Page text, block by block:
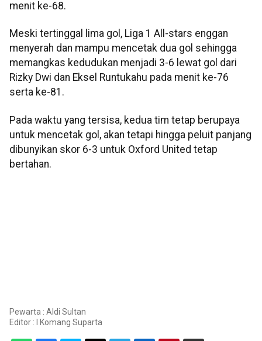
menit ke-68.
Meski tertinggal lima gol, Liga 1 All-stars enggan
menyerah dan mampu mencetak dua gol sehingga
memangkas kedudukan menjadi 3-6 lewat gol dari
Rizky Dwi dan Eksel Runtukahu pada menit ke-76
serta ke-81.
Pada waktu yang tersisa, kedua tim tetap berupaya
untuk mencetak gol, akan tetapi hingga peluit panjang
dibunyikan skor 6-3 untuk Oxford United tetap
bertahan.
Pewarta : Aldi Sultan
Editor :
I Komang Suparta